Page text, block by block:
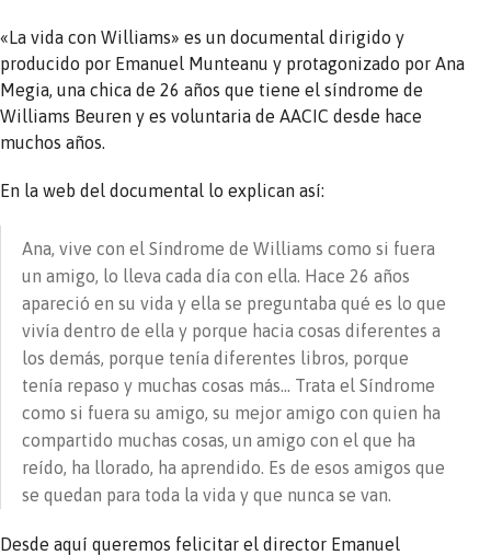
«La vida con Williams» es un documental dirigido y
producido por Emanuel Munteanu y protagonizado por Ana
Megia, una chica de 26 años que tiene el síndrome de
Williams Beuren y es voluntaria de AACIC desde hace
muchos años.
En la web del documental lo explican así:
Ana, vive con el Síndrome de Williams como si fuera
un amigo, lo lleva cada día con ella. Hace 26 años
apareció en su vida y ella se preguntaba qué es lo que
vivía dentro de ella y porque hacia cosas diferentes a
los demás, porque tenía diferentes libros, porque
tenía repaso y muchas cosas más… Trata el Síndrome
como si fuera su amigo, su mejor amigo con quien ha
compartido muchas cosas, un amigo con el que ha
reído, ha llorado, ha aprendido. Es de esos amigos que
se quedan para toda la vida y que nunca se van.
Desde aquí queremos felicitar el director Emanuel